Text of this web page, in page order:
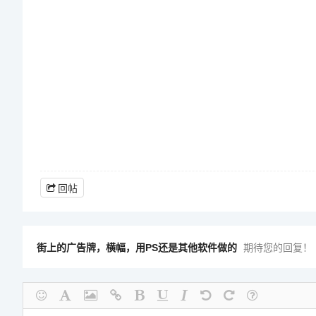
回帖
街上的广告牌，横幅，用PS还是其他软件做的 期待您的回复！